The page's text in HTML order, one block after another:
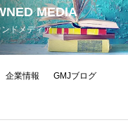
MEDIA
ドメディア
企業情報 GMJブログ